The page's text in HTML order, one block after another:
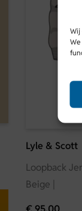
Wij
Lyle & Scott
Loopback
Beige |